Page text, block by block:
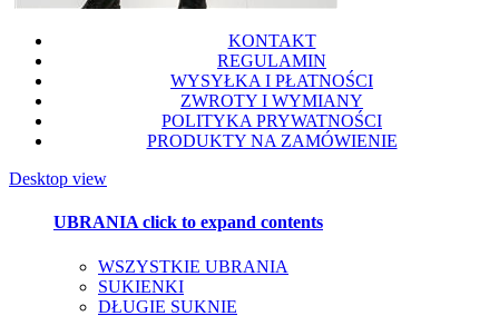
KONTAKT
REGULAMIN
WYSYŁKA I PŁATNOŚCI
ZWROTY I WYMIANY
POLITYKA PRYWATNOŚCI
PRODUKTY NA ZAMÓWIENIE
Desktop view
UBRANIAclick to expand contents
WSZYSTKIE UBRANIA
SUKIENKI
DŁUGIE SUKNIE